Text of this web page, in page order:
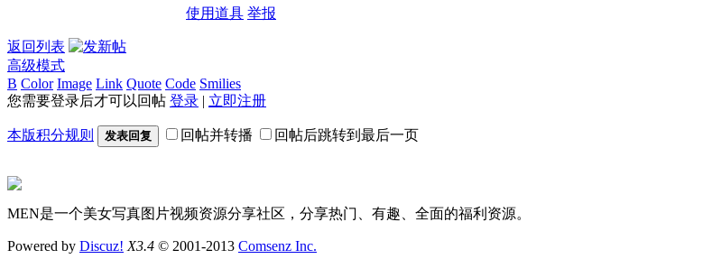
使用道具 举报
返回列表
高级模式
B Color Image Link Quote Code Smilies
您需要登录后才可以回帖 登录 | 立即注册
本版积分规则 发表回复 回帖并转播 回帖后跳转到最后一页
MEN是一个美女写真图片视频资源分享社区，分享热门、有趣、全面的福利资源。
Powered by Discuz! X3.4 © 2001-2013 Comsenz Inc.